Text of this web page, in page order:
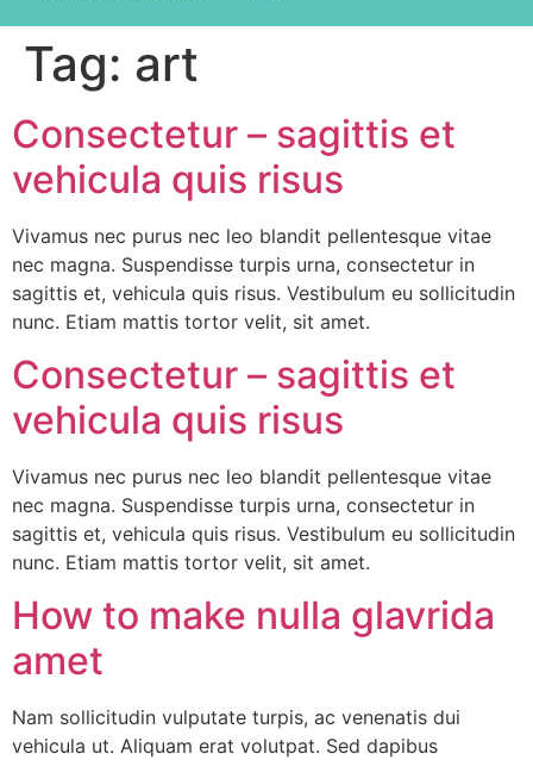
Tag: art
Consectetur – sagittis et
vehicula quis risus
Vivamus nec purus nec leo blandit pellentesque vitae
nec magna. Suspendisse turpis urna, consectetur in
sagittis et, vehicula quis risus. Vestibulum eu sollicitudin
nunc. Etiam mattis tortor velit, sit amet.
Consectetur – sagittis et
vehicula quis risus
Vivamus nec purus nec leo blandit pellentesque vitae
nec magna. Suspendisse turpis urna, consectetur in
sagittis et, vehicula quis risus. Vestibulum eu sollicitudin
nunc. Etiam mattis tortor velit, sit amet.
How to make nulla glavrida
amet
Nam sollicitudin vulputate turpis, ac venenatis dui
vehicula ut. Aliquam erat volutpat. Sed dapibus